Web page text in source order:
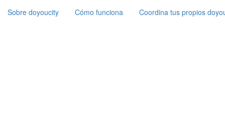
Sobre doyoucity Cómo funciona Coordina tus propios